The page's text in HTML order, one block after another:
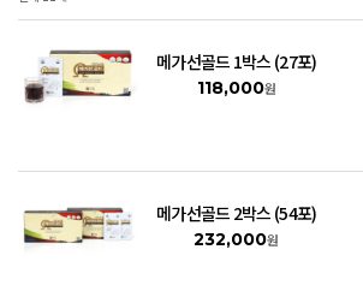
메가선골드 1박스 (27포)
118,000원
메가선골드 2박스 (54포)
232,000원